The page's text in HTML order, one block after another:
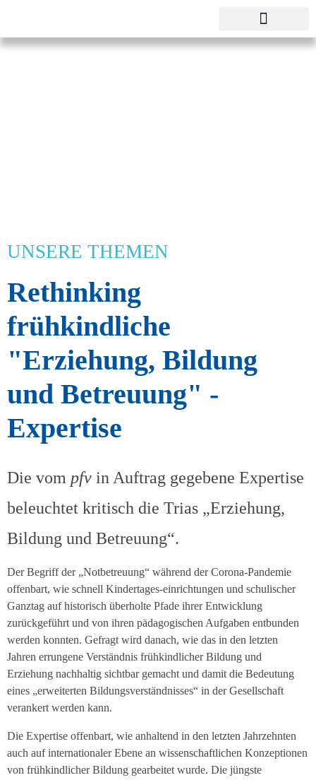
Pestalozzi-Fröbel-Verband e.V.
UNSERE THEMEN
Rethinking
frühkindliche
"Erziehung, Bildung
und Betreuung" -
Expertise
Die vom pfv in Auftrag gegebene Expertise
beleuchtet kritisch die Trias „Erziehung,
Bildung und Betreuung“.
Der Begriff der „Notbetreuung“ während der Corona-Pandemie
offenbart, wie schnell Kindertages-einrichtungen und schulischer
Ganztag auf historisch überholte Pfade ihrer Entwicklung
zurückgeführt und von ihren pädagogischen Aufgaben entbunden
werden konnten. Gefragt wird danach, wie das in den letzten
Jahren errungene Verständnis frühkindlicher Bildung und
Erziehung nachhaltig sichtbar gemacht und damit die Bedeutung
eines „erweiterten Bildungsverständnisses“ in der Gesellschaft
verankert werden kann.
Die Expertise offenbart, wie anhaltend in den letzten Jahrzehnten
auch auf internationaler Ebene an wissenschaftlichen Konzeptionen
von frühkindlicher Bildung gearbeitet wurde. Die jüngste